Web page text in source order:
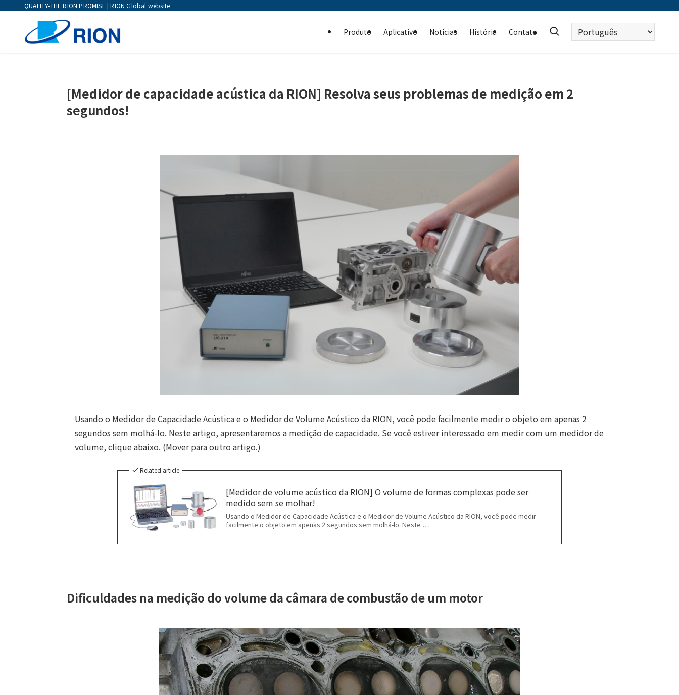
QUALITY-THE RION PROMISE | RION Global website
Produto Aplicativo Notícias História Contato
Escolha
um
[Medidor de capacidade acústica da RION] Resolva seus problemas de medição em 2
segundos!
Usando o Medidor de Capacidade Acústica e o Medidor de Volume Acústico da RION, você pode facilmente medir o objeto em apenas 2
segundos sem molhá-lo. Neste artigo, apresentaremos a medição de capacidade. Se você estiver interessado em medir com um medidor de
volume, clique abaixo. (Mover para outro artigo.)
Related article
[Medidor de volume acústico da RION] O volume de formas complexas pode ser
medido sem se molhar!
Usando o Medidor de Capacidade Acústica e o Medidor de Volume Acústico da RION, você pode medir
facilmente o objeto em apenas 2 segundos sem molhá-lo. Neste …
Dificuldades na medição do volume da câmara de combustão de um motor